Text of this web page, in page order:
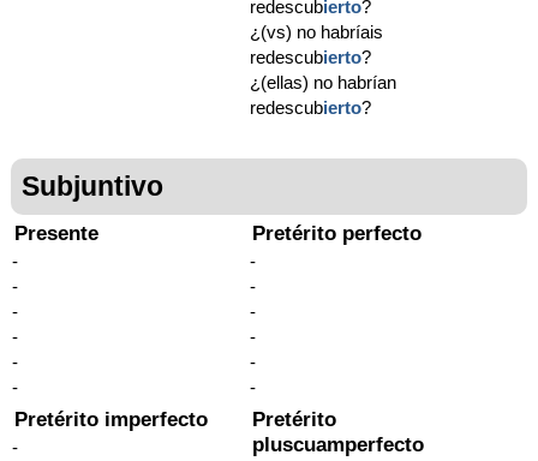
redescubierto?
¿(vs) no habríais
redescubierto?
¿(ellas) no habrían
redescubierto?
Subjuntivo
Presente
-
-
-
-
-
-
Pretérito perfecto
-
-
-
-
-
-
Pretérito imperfecto
-
Pretérito
pluscuamperfecto